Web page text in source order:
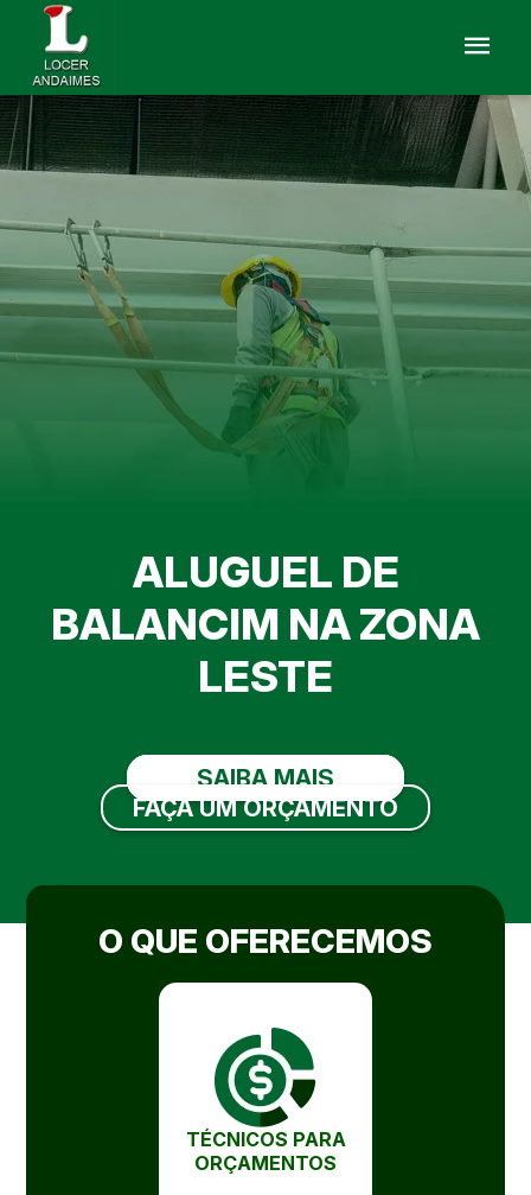
ALUGUEL DE
BALANCIM NA ZONA
LESTE
SAIBA MAIS
FAÇA UM ORÇAMENTO
O QUE OFERECEMOS
TÉCNICOS PARA
ORÇAMENTOS